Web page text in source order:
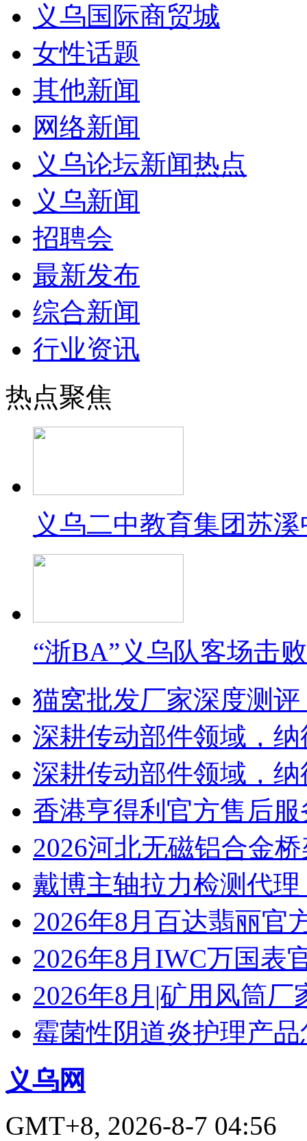
义乌国际商贸城
女性话题
其他新闻
网络新闻
义乌论坛新闻热点
义乌新闻
招聘会
最新发布
综合新闻
行业资讯
热点聚焦
义乌二中教育集团苏
“浙BA”义乌队客场击
猫窝批发厂家深度测
深耕传动部件领域，
深耕传动部件领域，
香港亨得利官方售后
2026河北无磁铝合金
戴博主轴拉力检测代
2026年8月百达翡丽官
2026年8月IWC万国表
2026年8月|矿用风筒厂
霉菌性阴道炎护理产
义乌网
GMT+8, 2026-8-7 04:56